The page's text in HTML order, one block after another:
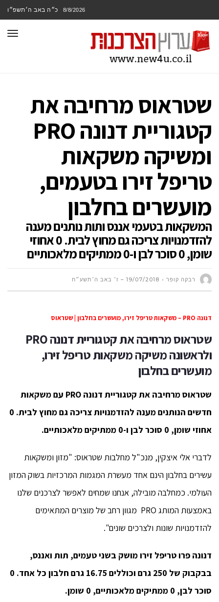
8/8/2026 כ״ה באב ה׳תשפ״ו
שטראוס מרחיבה את
קטגוריית דנונה PRO
ומשיקה משקאות
טריפל זירו בטעמים,
מועשרים בחלבון
המשקאות בטעמי אננס ותות נותנים מענה
להזדמנויות צריכה גם מחוץ לבית. 0 אחוזי
שומן, 0 סוכר לבן ו-0 ממתיקים מלאכותיים
רבקה קופר 19/07/2018 – ז׳ באב ה׳תשע״ח
דנונה PRO – משקאות טריפל זירו, מועשרים בחלבון | שטראוס
שטראוס מרחיבה את קטגוריית דנונהPRO
ולראשונה משיקה משקאות טריפל זירו,
מועשרים בחלבון
שטראוס מרחיבה את קטגוריית דנונה PRO עם משקאות
חדשים הנותנים מענה להזדמנויות צריכה גם מחוץ לבית. 0
אחוזי שומן, 0 סוכר לבן ו-0 ממתיקים מלאכותיים.
לדברי אלי איצקין, מנכ"ל מחלבות שטראוס: "מזון ומשקאות
עשירים בחלבון הינם אחד מעשרת המגמות המרכזיות בשוק המזון
העולמי. כמחלבה מובילה, אנחנו שמחים לאפשר לצרכנים שלנו
באמצעות המותג PRO מגוון רחב של מוצרים המתאימים
להזדמנויות שונות ולצרכים שונים".
דנונה פרו טריפל זירו מושק בשני טעמים, תות ואננס,
בבקבוק של 250 גרם וכוללים 16.75 גרם חלבון כל אחד. 0
סוכר לבן, 0 ממתיקים מלאכותיים, 0 שומן.